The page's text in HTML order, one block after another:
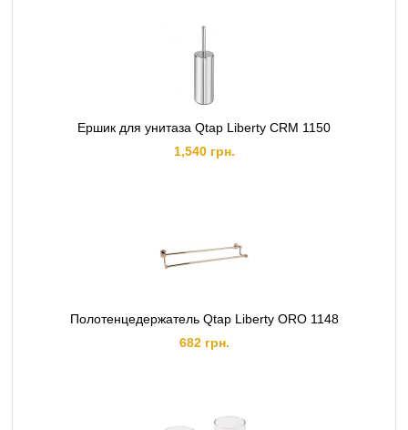
Ершик для унитаза Qtap Liberty CRM 1150
1,540 грн.
Полотенцедержатель Qtap Liberty ORO 1148
682 грн.